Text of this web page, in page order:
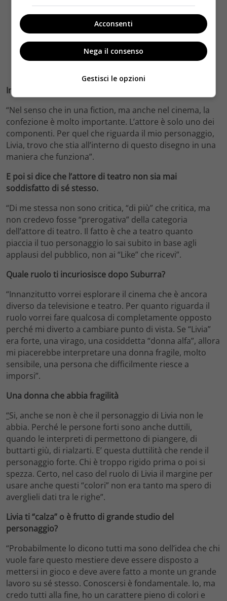
In che senso?
“Nel senso che in una fiction, ma anche nel cinema, la
confezione è molto importante. L’attore è solo uno dei
componenti. Per quel che riguarda il mio personaggio,
Livia, trovo che stia all’interno di questo disegno in una
maniera che funziona”.
E poi si dice che l’attore di teatro non sia mai
soddisfatto di sé stesso.
“Di me stessa non sono critica, “di più” che critica, ma
non credevo fosse “prerogativa” della categoria
dell’attore di teatro. Il fatto è che a teatro quanto
piaccia il tuo personaggio lo sai subito in base agli
applausi del pubblico, non ai “Like” che ricevi”.
Quale ruolo ti incuriosisce dopo Suburra?
“Innanzitutto vorrei esplorare il cinema che è ancora
diverso da televisione e teatro. Per quanto riguarda il
ruolo vorrei fare qualcosa di completamente opposto
perché mi diverto a cambiare punto di vista. Se “Livia”
era forte, una virago, una cosiddetta “donna alfa”, allora
mi piacerebbe interpretare una donna fragile, molto
sensibile, una persona che difficilmente riesce a
imporsi”.
Una donna che abbia fragilità
“Si, anche se non è che il personaggio di Livia non le
abbia. Perché le persone forti sono anche duttili,
quando le interpreti di permettono di piangere, di
buttarti giù, di rialzarti. E’ questa duttilità che rende il
personaggio forte. Chi è troppo rigido prima o poi si
spezza. Certo, nel caso del ruolo di Livia il margine per
usare anche questi “colori” non era tanto ma spero di
averglieli dati tra le righe”.
Livia ti “calza” o è frutto di grande studio del
personaggio?
“Probabilmente lo dicono tutti ma sono dell’idea che chi
vuole fare questo mestiere deve essere disposto a
mettersi in gioco e deve avere fatto a monte un grande
lavoro su sé stesso. Conoscersi è fondamentale. Io, ma
credo tutti alla fine, ho un carattere pieno di colori e
Acconsenti
Nega il consenso
Gestisci le opzioni